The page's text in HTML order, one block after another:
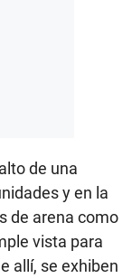
de una
y en la
de arena como
vista para
allí, se exhiben